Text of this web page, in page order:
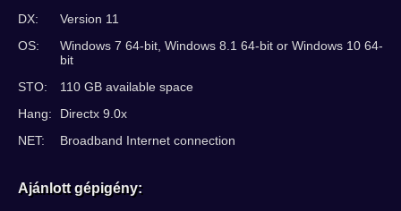
DX:
Version 11
OS:
Windows 7 64-bit, Windows 8.1 64-bit or Windows 10 64-
bit
STO:
110 GB available space
Hang:
Directx 9.0x
NET:
Broadband Internet connection
Ajánlott gépigény: